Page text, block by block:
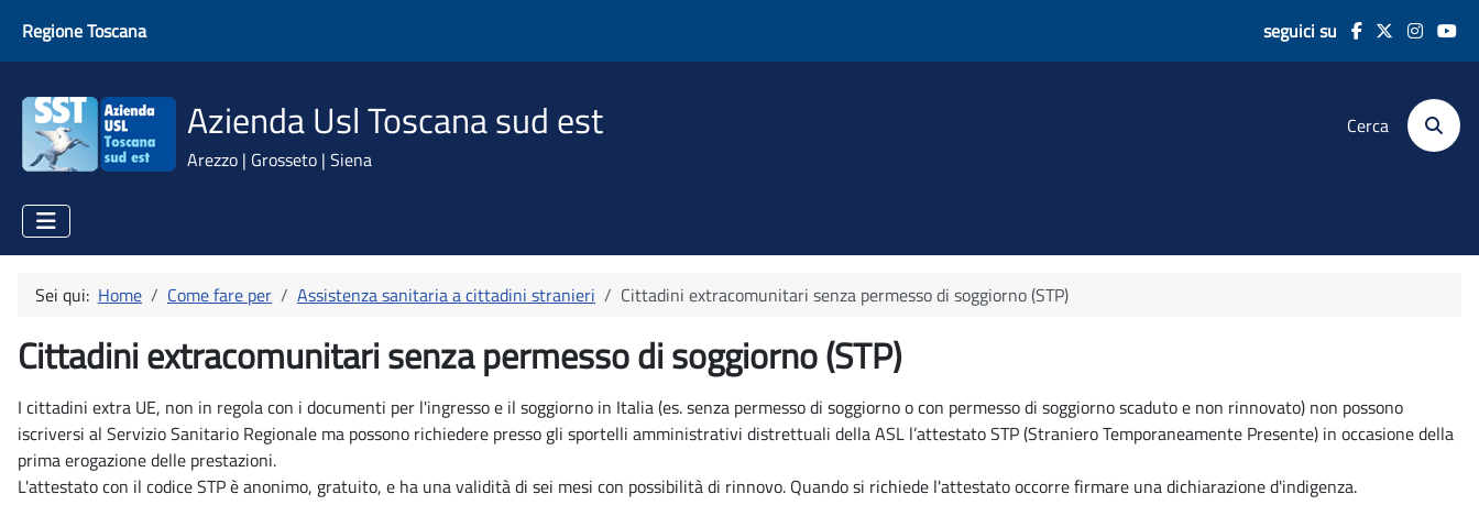
Regione Toscana seguici su
Azienda Usl Toscana sud est
Arezzo | Grosseto | Siena
Cerca
Sei qui: Home Come fare per Assistenza sanitaria a cittadini stranieri Cittadini extracomunitari senza permesso di soggiorno (STP)
Cittadini extracomunitari senza permesso di soggiorno (STP)
I cittadini extra UE, non in regola con i documenti per l'ingresso e il soggiorno in Italia (es. senza permesso di soggiorno o con permesso di soggiorno scaduto e non rinnovato) non possono
iscriversi al Servizio Sanitario Regionale ma possono richiedere presso gli sportelli amministrativi distrettuali della ASL l’attestato STP (Straniero Temporaneamente Presente) in occasione della
prima erogazione delle prestazioni.
L'attestato con il codice STP è anonimo, gratuito, e ha una validità di sei mesi con possibilità di rinnovo. Quando si richiede l'attestato occorre firmare una dichiarazione d'indigenza.